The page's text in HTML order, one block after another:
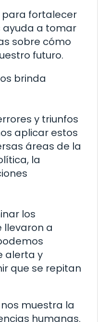
para fortalecer
ayuda a tomar
sobre cómo
futuro.
brinda
y triunfos
aplicar estos
áreas de la
la
los
llevaron a
alerta y
que se repitan
muestra la
humanas.